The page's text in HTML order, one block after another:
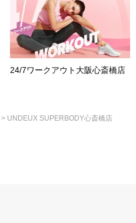
24/7ワークアウト大阪心斎橋店
> UNDEUX SUPERBODY心斎橋店